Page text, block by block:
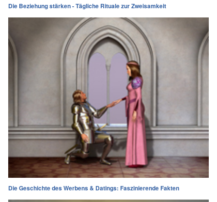
Die Beziehung stärken - Tägliche Rituale zur Zweisamkeit
Die Geschichte des Werbens & Datings: Faszinierende Fakten